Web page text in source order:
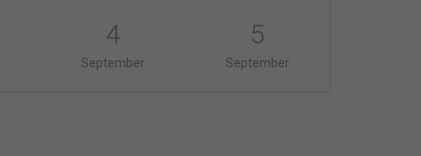
4
September
5
September